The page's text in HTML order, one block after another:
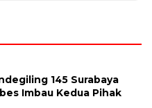
145 Surabaya
Imbau Kedua Pihak